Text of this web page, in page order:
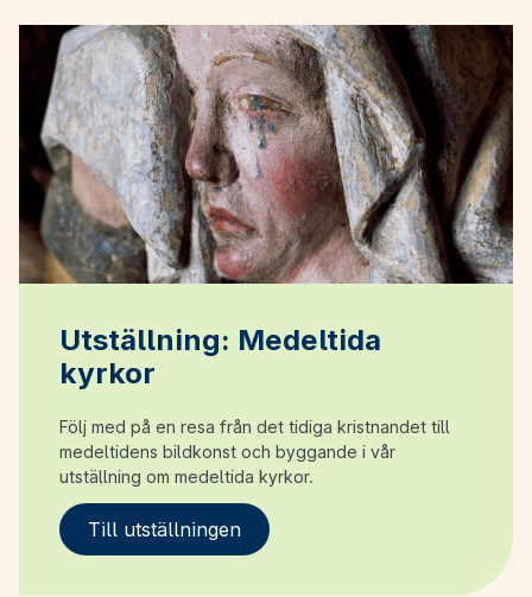
Utställning: Medeltida
kyrkor
Följ med på en resa från det tidiga kristnandet till
medeltidens bildkonst och byggande i vår
utställning om medeltida kyrkor.
Till utställningen